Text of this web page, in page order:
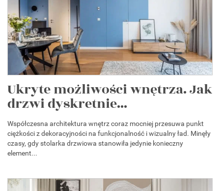
Ukryte możliwości wnętrza. Jak
drzwi dyskretnie...
Współczesna architektura wnętrz coraz mocniej przesuwa punkt
ciężkości z dekoracyjności na funkcjonalność i wizualny ład. Minęły
czasy, gdy stolarka drzwiowa stanowiła jedynie konieczny
element...